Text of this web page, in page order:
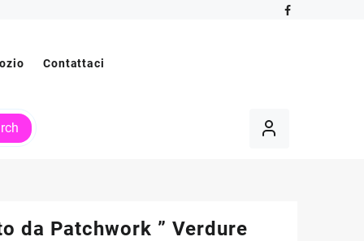
Contattaci
da Patchwork ” Verdure